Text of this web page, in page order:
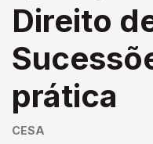
Direito
prática
CESA